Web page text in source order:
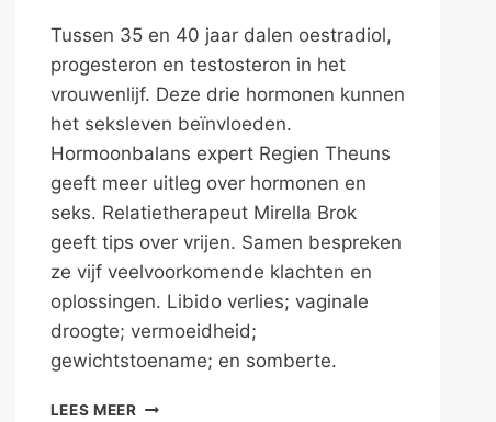
Tussen 35 en 40 jaar dalen oestradiol,
progesteron en testosteron in het
vrouwenlijf. Deze drie hormonen kunnen
het seksleven beïnvloeden.
Hormoonbalans expert Regien Theuns
geeft meer uitleg over hormonen en
seks. Relatietherapeut Mirella Brok
geeft tips over vrijen. Samen bespreken
ze vijf veelvoorkomende klachten en
oplossingen. Libido verlies; vaginale
droogte; vermoeidheid;
gewichtstoename; en somberte.
LEES MEER…